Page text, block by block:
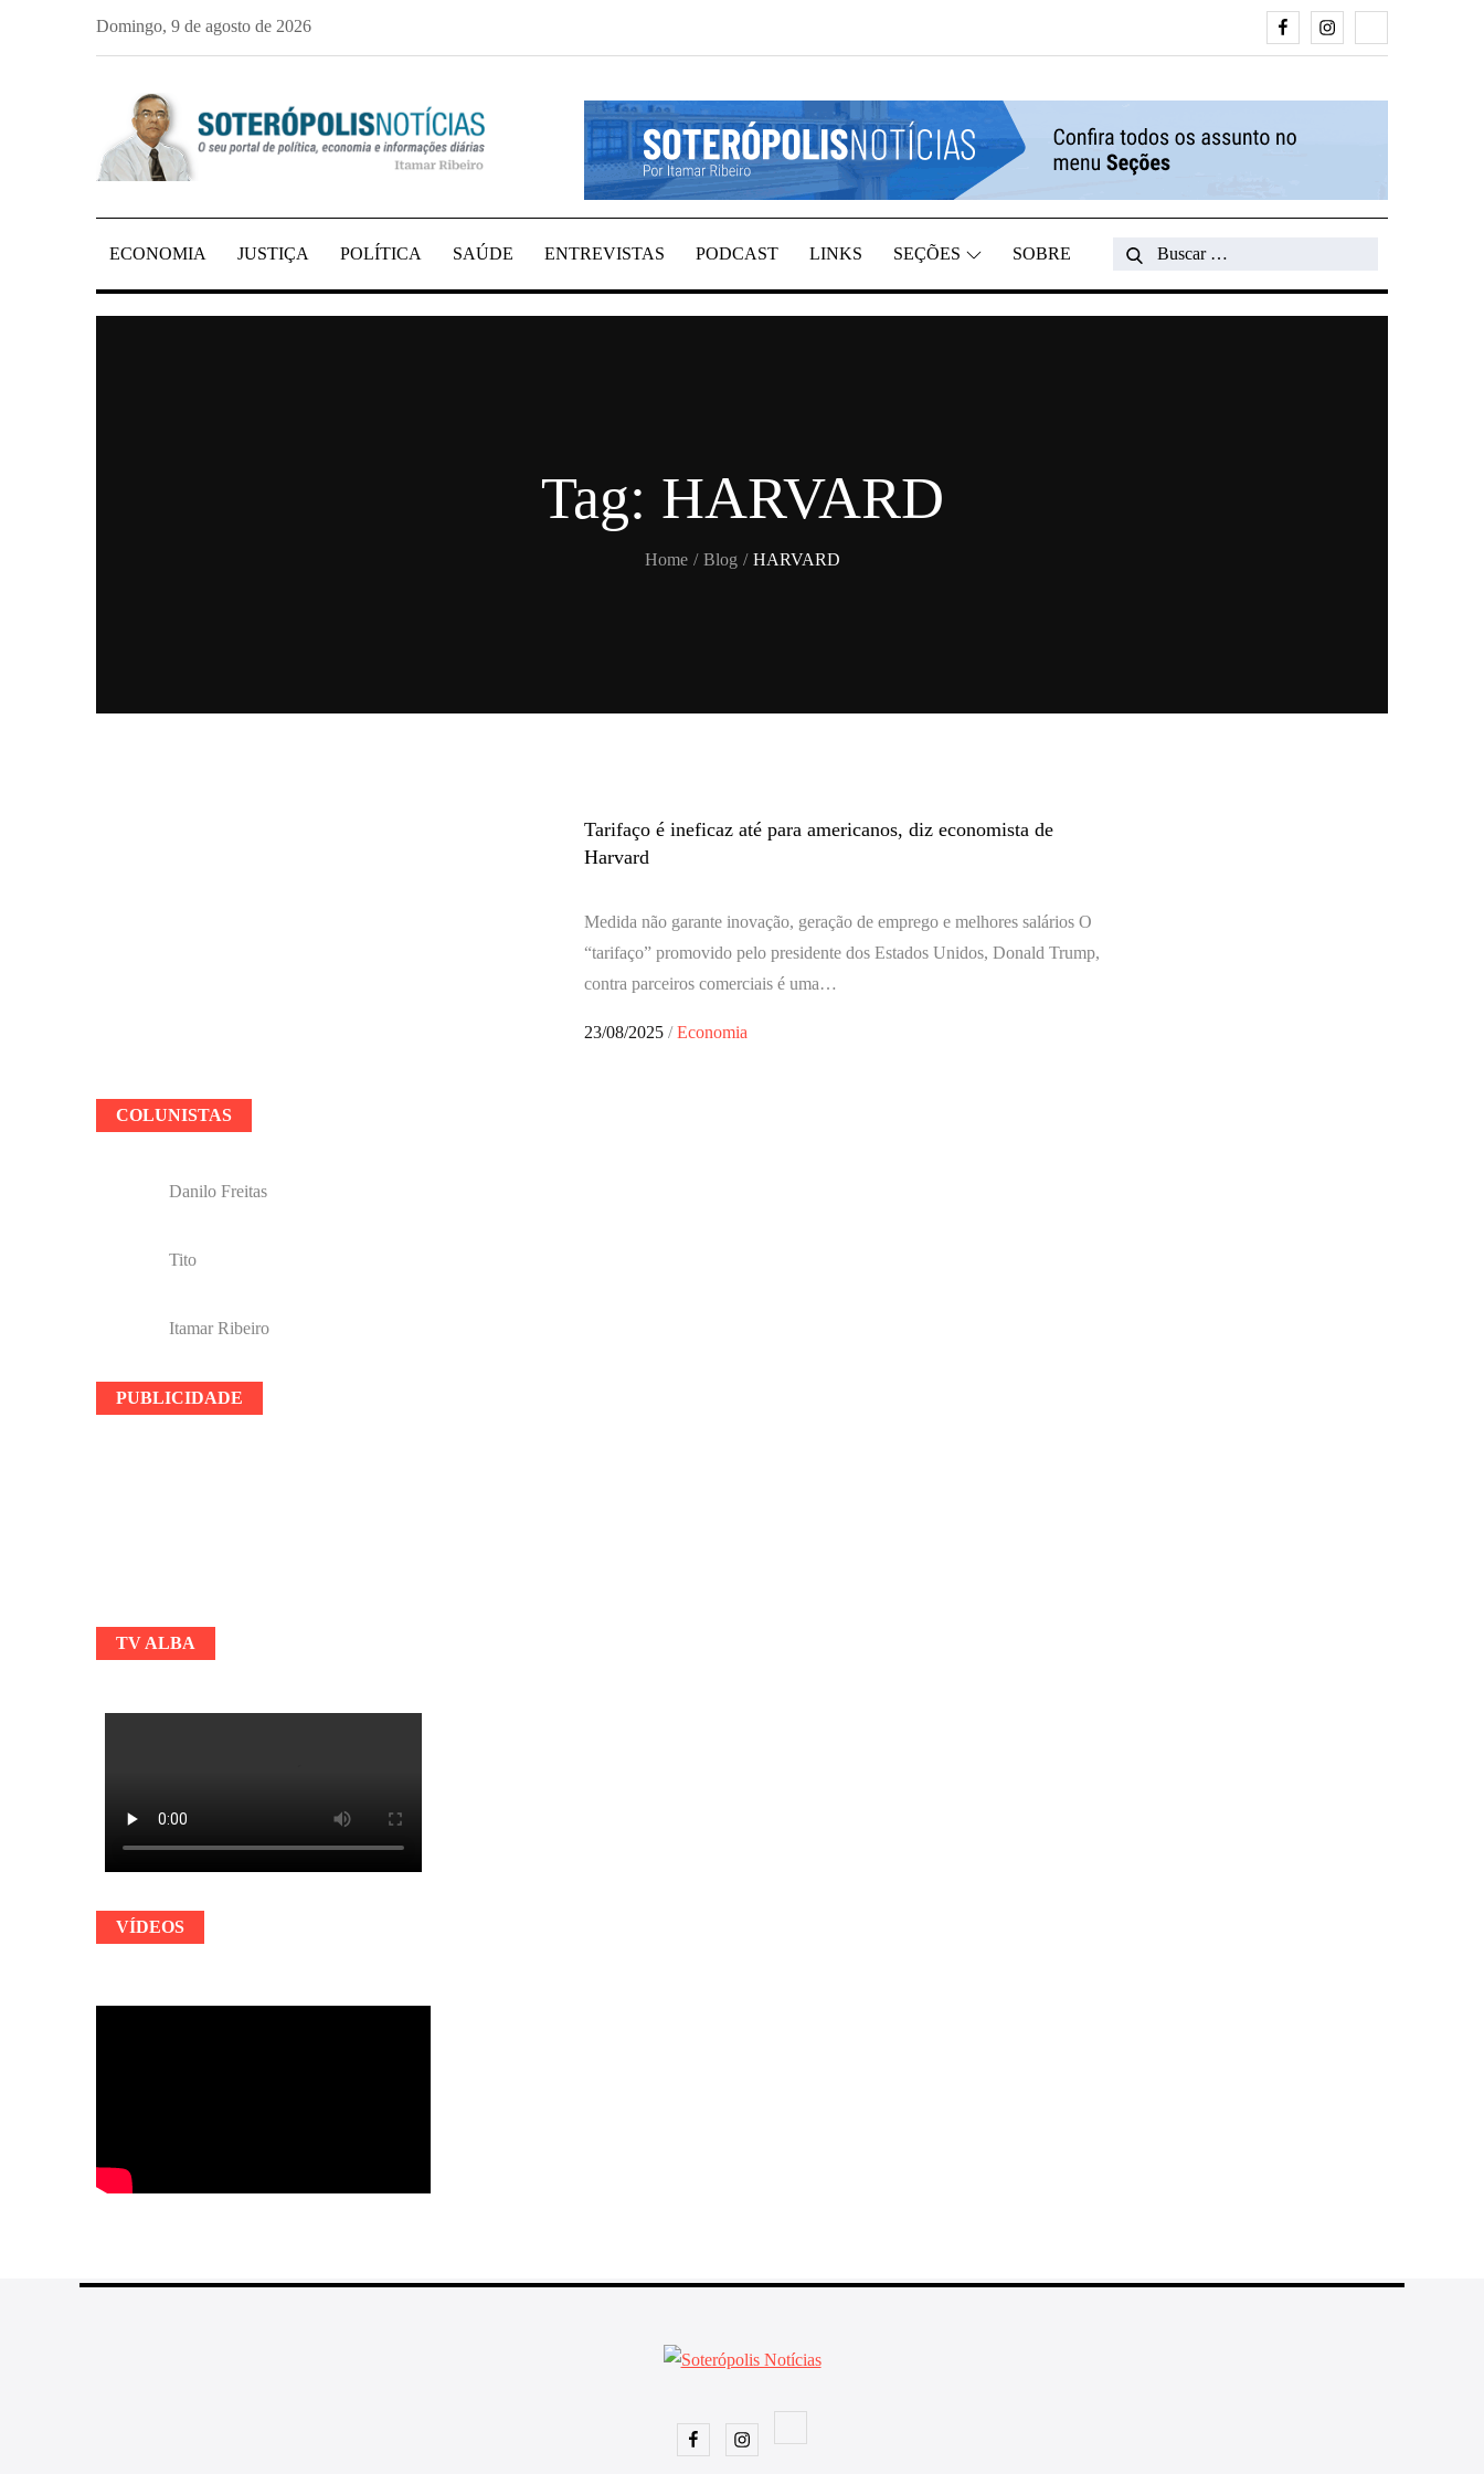
Domingo, 9 de agosto de 2026 FacebookInstagram
SOTERÓPOLIS NOTÍCIAS
PORTAL DE NOTÍCIAS DE SALVADOR E REGIÃO, POR ITAMAR RIBEIRO
ECONOMIA JUSTIÇA POLÍTICA SAÚDE ENTREVISTAS PODCAST LINKS SEÇÕES SOBRE
Search
Search
Tag: HARVARD
Home Blog HARVARD
Tarifaço é ineficaz até para americanos, diz economista de
Harvard
Medida não garante inovação, geração de emprego e melhores salários O
“tarifaço” promovido pelo presidente dos Estados Unidos, Donald Trump,
contra parceiros comerciais é uma…
Posted
23/08/2025 Economia
COLUNISTAS
Danilo Freitas
Tito
Itamar Ribeiro
PUBLICIDADE
TV ALBA
VÍDEOS
FacebookInstagram